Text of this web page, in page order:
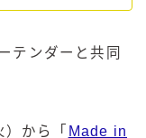
テンダーと共同
から「 Made in